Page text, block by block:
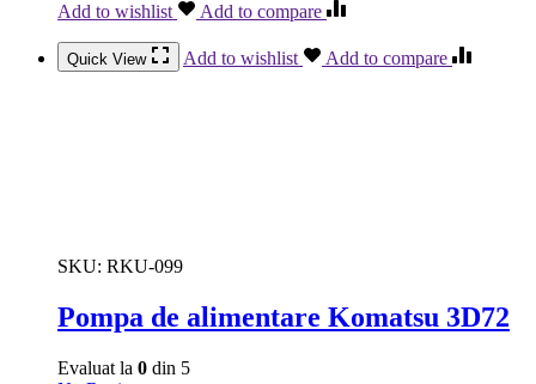
Add to wishlist
Add to compare
Quick View Add to wishlist Add to compare
SKU: RKU-099
Pompa de alimentare Komatsu 3D72
Evaluat la 0 din 5